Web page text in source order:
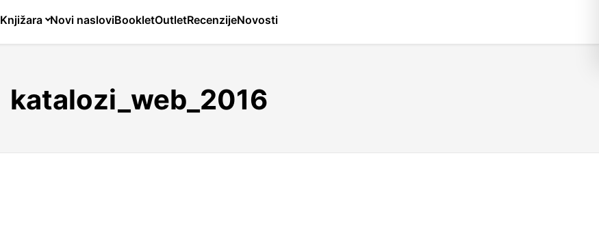
Knjižara Novi nasloviBookletOutletRecenzijeNovosti
katalozi_web_2016